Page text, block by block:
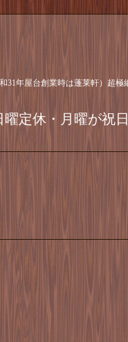
31年屋台創業時は蓬莱軒）超
曜定休・月曜が祝